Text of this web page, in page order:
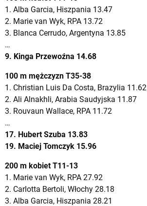
1. Alba Garcia, Hiszpania 13.47
2. Marie van Wyk, RPA 13.72
3. Blanca Cerrudo, Argentyna 13.85
…
9. Kinga Przewoźna 14.68
100 m mężczyzn T35-38
1. Christian Luis Da Costa, Brazylia 11.62
2. Ali Alnakhli, Arabia Saudyjska 11.87
3. Rouvaun Wallace, RPA 11.72
…
17. Hubert Szuba 13.83
19. Maciej Tomczyk 15.96
200 m kobiet T11-13
1. Marie van Wyk, RPA 27.92
2. Carlotta Bertoli, Włochy 28.18
3. Alba Garcia, Hiszpania 28.21